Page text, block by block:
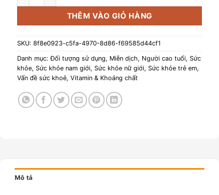
THÊM VÀO GIỎ HÀNG
SKU: 8f8e0923-c5fa-4970-8d86-f69585d44cf1
Danh mục:Đối tượng sử dụng, Miễn dịch, Người cao tuổi, Sức
khỏe, Sức khỏe nam giới, Sức khỏe nữ giới, Sức khỏe trẻ em,
Vấn đề sức khoẻ, Vitamin & Khoáng chất
Mô tả